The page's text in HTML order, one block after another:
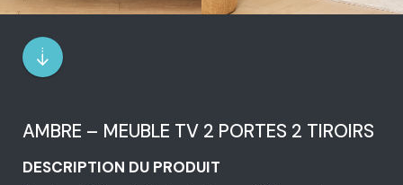
AMBRE – MEUBLE TV 2 PORTES 2 TIROIRS
DESCRIPTION DU PRODUIT